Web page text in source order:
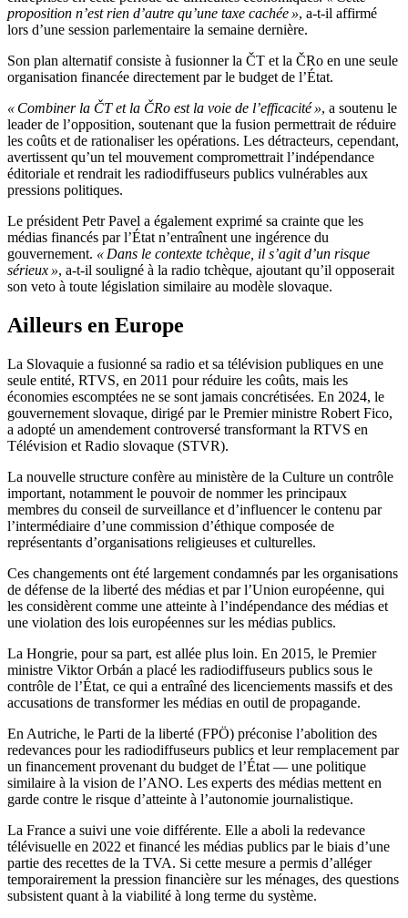
proposition n’est rien d’autre qu’une taxe cachée », a-t-il affirmé
lors d’une session parlementaire la semaine dernière.
Son plan alternatif consiste à fusionner la ČT et la ČRo en une seule
organisation financée directement par le budget de l’État.
« Combiner la ČT et la ČRo est la voie de l’efficacité », a soutenu le
leader de l’opposition, soutenant que la fusion permettrait de réduire
les coûts et de rationaliser les opérations. Les détracteurs, cependant,
avertissent qu’un tel mouvement compromettrait l’indépendance
éditoriale et rendrait les radiodiffuseurs publics vulnérables aux
pressions politiques.
Le président Petr Pavel a également exprimé sa crainte que les
médias financés par l’État n’entraînent une ingérence du
gouvernement. « Dans le contexte tchèque, il s’agit d’un risque
sérieux », a-t-il souligné à la radio tchèque, ajoutant qu’il opposerait
son veto à toute législation similaire au modèle slovaque.
Ailleurs en Europe
La Slovaquie a fusionné sa radio et sa télévision publiques en une
seule entité, RTVS, en 2011 pour réduire les coûts, mais les
économies escomptées ne se sont jamais concrétisées. En 2024, le
gouvernement slovaque, dirigé par le Premier ministre Robert Fico,
a adopté un amendement controversé transformant la RTVS en
Télévision et Radio slovaque (STVR).
La nouvelle structure confère au ministère de la Culture un contrôle
important, notamment le pouvoir de nommer les principaux
membres du conseil de surveillance et d’influencer le contenu par
l’intermédiaire d’une commission d’éthique composée de
représentants d’organisations religieuses et culturelles.
Ces changements ont été largement condamnés par les organisations
de défense de la liberté des médias et par l’Union européenne, qui
les considèrent comme une atteinte à l’indépendance des médias et
une violation des lois européennes sur les médias publics.
La Hongrie, pour sa part, est allée plus loin. En 2015, le Premier
ministre Viktor Orbán a placé les radiodiffuseurs publics sous le
contrôle de l’État, ce qui a entraîné des licenciements massifs et des
accusations de transformer les médias en outil de propagande.
En Autriche, le Parti de la liberté (FPÖ) préconise l’abolition des
redevances pour les radiodiffuseurs publics et leur remplacement par
un financement provenant du budget de l’État — une politique
similaire à la vision de l’ANO. Les experts des médias mettent en
garde contre le risque d’atteinte à l’autonomie journalistique.
La France a suivi une voie différente. Elle a aboli la redevance
télévisuelle en 2022 et financé les médias publics par le biais d’une
partie des recettes de la TVA. Si cette mesure a permis d’alléger
temporairement la pression financière sur les ménages, des questions
subsistent quant à la viabilité à long terme du système.